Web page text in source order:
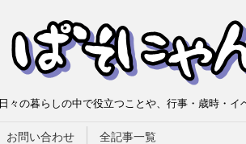
日々の暮らしの中で役立つことや、行事・歳時・
お問い合わせ 全記事一覧